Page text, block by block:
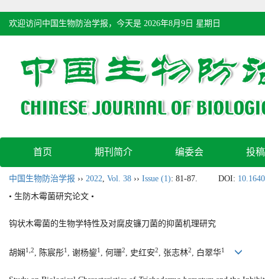
欢迎访问中国生物防治学报，今天是 2026年8月9日 星期日
首页 期刊简介 编委会 投
中国生物防治学报 ›› 2022, Vol. 38 ›› Issue (1): 81-87. DOI:
• 生防木霉菌研究论文 •
钩状木霉菌的生物学特性及对腐皮镰刀菌的抑菌机理研究
胡娴 1,2, 陈宸彤1 , 谢杨鋆1 , 何珊2, 史红安2, 张志林2, 白翠华1